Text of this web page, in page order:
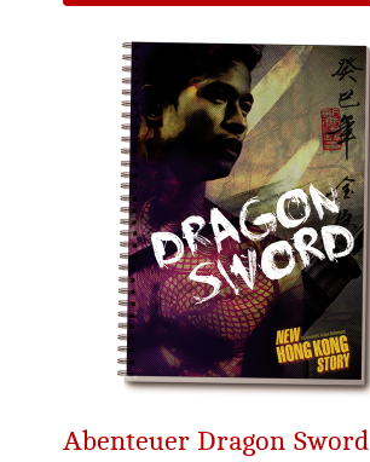
Abenteuer Dragon Sword